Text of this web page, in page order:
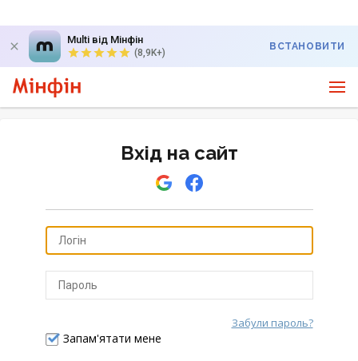
Multi від Мінфін
(8,9K+)
ВСТАНОВИТИ
Вхід на сайт
Запам'ятати мене
Забули пароль?